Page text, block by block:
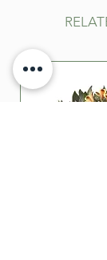
de jonge
potjes en
tot 20°C op
licht. Plant